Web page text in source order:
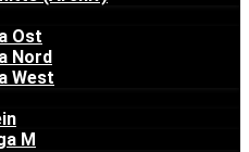
Ost
Nord
West
M